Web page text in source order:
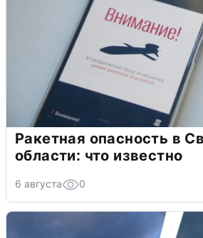
Ракетная опасность в
области: что известно
6 августа 0